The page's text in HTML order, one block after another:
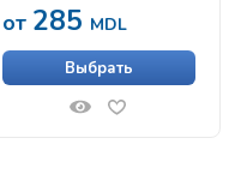
лососем
от 285 MDL
Выбрать